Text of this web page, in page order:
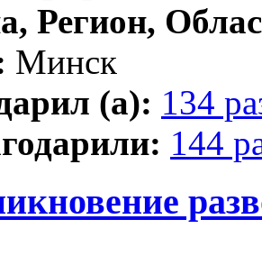
Регион,
Минск
(а): 134
144